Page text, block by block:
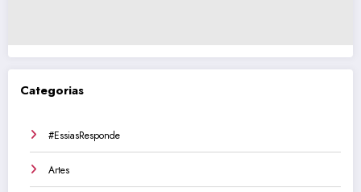
Categorias
#EssiasResponde
Artes